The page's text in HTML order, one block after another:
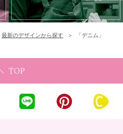
最新のデザインから探す
「デニム」